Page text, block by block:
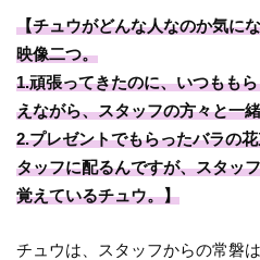
【チュウがどんな人なのか気に
映像二つ。
1.頑張ってきたのに、いつもも
えながら、スタッフの方々と一
2.プレゼントでもらったバラの
タッフに配るんですが、スタッ
覚えているチュウ。】
チュウは、スタッフからの常磐